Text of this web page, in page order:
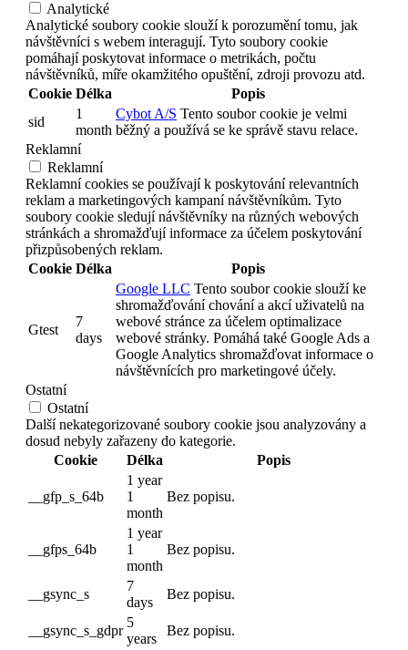
Analytické
Analytické soubory cookie slouží k porozumění tomu, jak
návštěvníci s webem interagují. Tyto soubory cookie
pomáhají poskytovat informace o metrikách, počtu
návštěvníků, míře okamžitého opuštění, zdroji provozu atd.
Cookie Délka
Popis
sid
1
month
Cybot A/S Tento soubor cookie je velmi
běžný a používá se ke správě stavu relace.
Reklamní
Reklamní
Reklamní cookies se používají k poskytování relevantních
reklam a marketingových kampaní návštěvníkům. Tyto
soubory cookie sledují návštěvníky na různých webových
stránkách a shromažďují informace za účelem poskytování
přizpůsobených reklam.
Cookie Délka Popis
Gtest
7
days
Google LLC Tento soubor cookie slouží ke
shromažďování chování a akcí uživatelů na
webové stránce za účelem optimalizace
webové stránky. Pomáhá také Google Ads a
Google Analytics shromažďovat informace o
návštěvnících pro marketingové účely.
Ostatní
Ostatní
Další nekategorizované soubory cookie jsou analyzovány a
dosud nebyly zařazeny do kategorie.
Cookie
Délka Popis
__gfp_s_64b
1 year
1
month
Bez popisu.
__gfps_64b
1 year
1
month
Bez popisu.
__gsync_s
7
days
Bez popisu.
__gsync_s_gdpr
5
years
Bez popisu.